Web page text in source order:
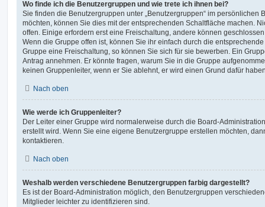
Wo finde ich die Benutzergruppen und wie trete ich ihnen bei?
Sie finden die Benutzergruppen unter „Benutzergruppen“ im persönlichen
möchten, können Sie dies mit der entsprechenden Schaltfläche machen.
offen. Einige erfordern erst eine Freischaltung, andere können
Wenn die Gruppe offen ist, können Sie ihr einfach durch die
Gruppe eine Freischaltung, so können Sie sich für sie bewerben. Ein
Antrag annehmen. Er könnte fragen, warum Sie in die Gruppe
keinen Gruppenleiter, wenn er Sie ablehnt, er wird einen Grund dafür
Nach oben
Wie werde ich Gruppenleiter?
Der Leiter einer Gruppe wird normalerweise durch die Board-
erstellt wird. Wenn Sie eine eigene Benutzergruppe erstellen möchten,
kontaktieren.
Nach oben
Weshalb werden verschiedene Benutzergruppen farbig dargestellt?
Es ist der Board-Administration möglich, den Benutzergruppen
Mitglieder leichter zu identifizieren sind.